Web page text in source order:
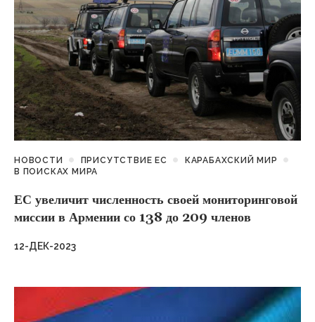
НОВОСТИ ПРИСУТСТВИЕ ЕС
КАРАБАХСКИЙ МИР
В ПОИСКАХ МИРА
ЕС увеличит численность своей мониторинговой
миссии в Армении со 138 до 209 членов
12-ДЕК-2023